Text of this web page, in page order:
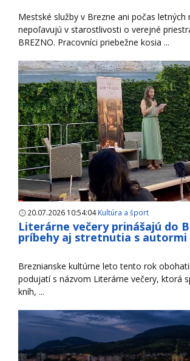
Mestské služby v Brezne ani počas letných
nepoľavujú v starostlivosti o verejné
BREZNO. Pracovníci priebežne kosia ...
20.07.2026 10:54:04Kultúra a šport
Literárne večery prinášajú do
príbehy aj stretnutia s autormi
Breznianske kultúrne leto tento rok
podujatí s názvom Literárne večery, ktorá
kníh, ...